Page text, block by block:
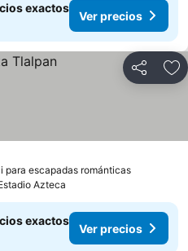
exactos
Ver precios
Compartir
para escapadas románticasVer
Azteca
exactos
Ver precios